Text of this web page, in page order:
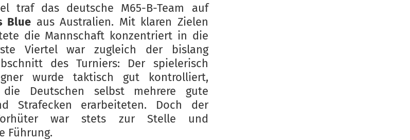
traf das deutsche M65-B-Team auf
Blue aus Australien. Mit klaren Zielen
die Mannschaft konzentriert in die
Viertel war zugleich der bislang
des Turniers: Der spielerisch
wurde taktisch gut kontrolliert,
Deutschen selbst mehrere gute
Strafecken erarbeiteten. Doch der
war stets zur Stelle und
Führung.